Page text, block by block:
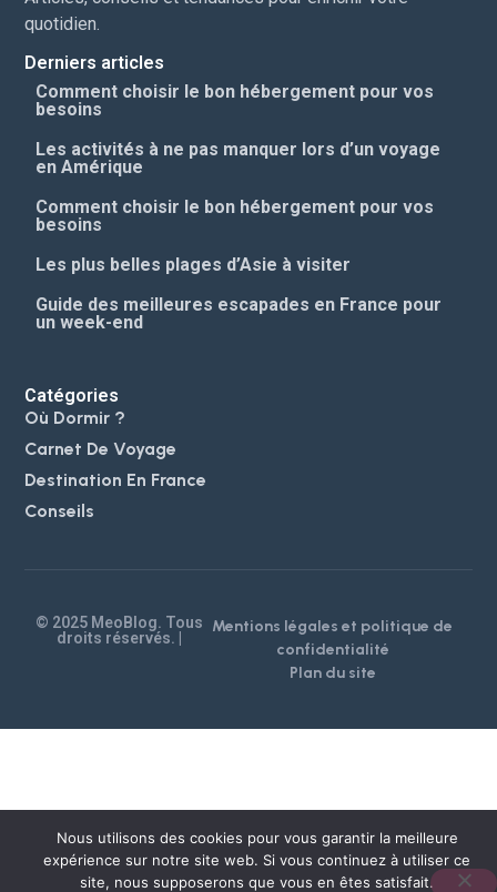
quotidien.
Derniers articles
Comment choisir le bon hébergement pour vos
besoins
Les activités à ne pas manquer lors d’un voyage
en Amérique
Comment choisir le bon hébergement pour vos
besoins
Les plus belles plages d’Asie à visiter
Guide des meilleures escapades en France pour
un week-end
Catégories
Où Dormir ?
Carnet De Voyage
Destination En France
Conseils
© 2025 MeoBlog. Tous
droits réservés. |
Mentions légales et politique de
confidentialité
Plan du site
Nous utilisons des cookies pour vous garantir la meilleure
expérience sur notre site web. Si vous continuez à utiliser ce
site, nous supposerons que vous en êtes satisfait.